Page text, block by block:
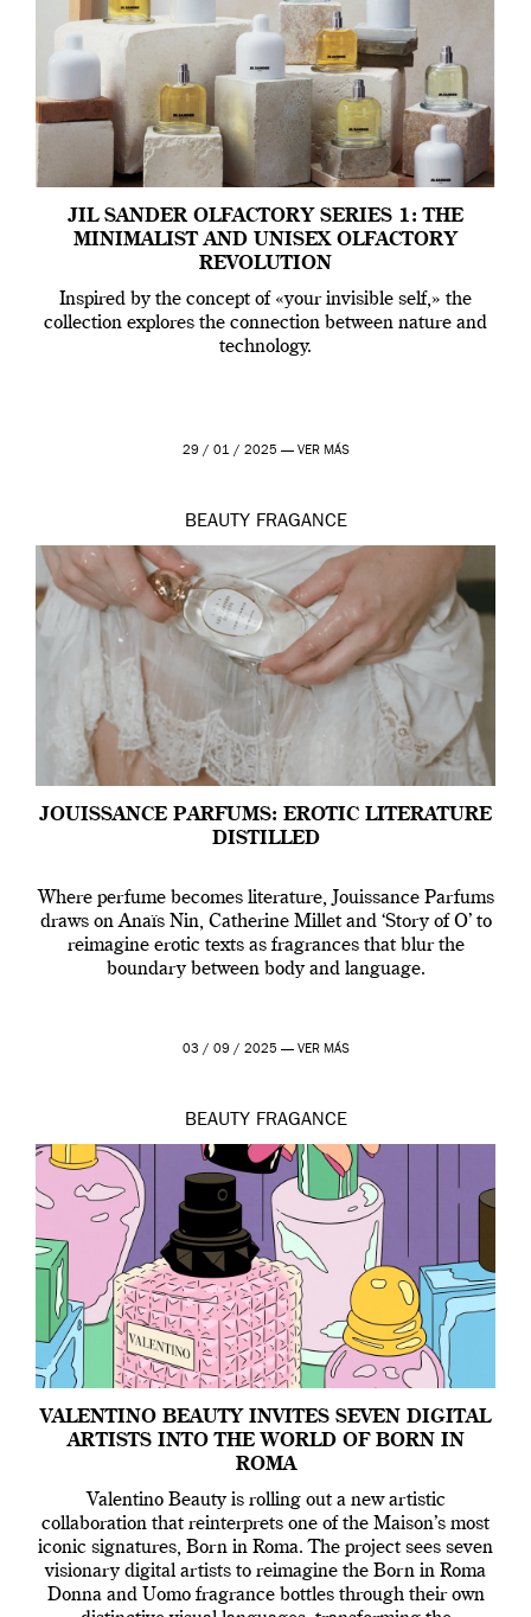
JIL SANDER OLFACTORY SERIES 1: THE
MINIMALIST AND UNISEX OLFACTORY
REVOLUTION
Inspired by the concept of «your invisible self,» the
collection explores the connection between nature and
technology.
29 / 01 / 2025 — VER MÁS
BEAUTY FRAGANCE
JOUISSANCE PARFUMS: EROTIC LITERATURE
DISTILLED
Where perfume becomes literature, Jouissance Parfums
draws on Anaïs Nin, Catherine Millet and ‘Story of O’ to
reimagine erotic texts as fragrances that blur the
boundary between body and language.
03 / 09 / 2025 — VER MÁS
BEAUTY FRAGANCE
VALENTINO BEAUTY INVITES SEVEN DIGITAL
ARTISTS INTO THE WORLD OF BORN IN
ROMA
Valentino Beauty is rolling out a new artistic
collaboration that reinterprets one of the Maison’s most
iconic signatures, Born in Roma. The project sees seven
visionary digital artists to reimagine the Born in Roma
Donna and Uomo fragrance bottles through their own